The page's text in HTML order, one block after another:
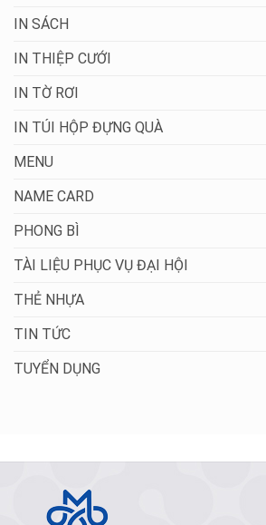
IN SÁCH
IN THIỆP CƯỚI
IN TỜ RƠI
IN TÚI HỘP ĐỰNG QUÀ
MENU
NAME CARD
PHONG BÌ
TÀI LIỆU PHỤC VỤ ĐẠI HỘI
THẺ NHỰA
TIN TỨC
TUYỂN DỤNG